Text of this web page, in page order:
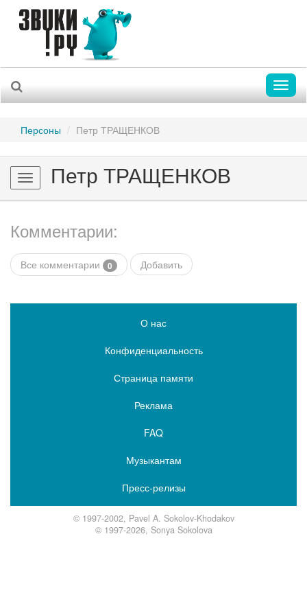
Персоны Петр ТРАЩЕНКОВ
Toggle
navigation
Петр ТРАЩЕНКОВ
Комментарии:
Все комментарии 0 Добавить
О нас
Конфиденциальность
Страница памяти
Реклама
FAQ
Музыкантам
Пресс-релизы
© 1997-2002, Pavel A. Sokolov-Khodakov
© 1997-2026, Sonya Sokolova